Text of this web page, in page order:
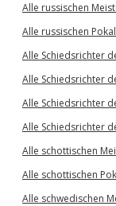
Alle russischen
Alle russischen
Alle Schiedsrichter
Alle Schiedsrichter
Alle Schiedsrichter
Alle Schiedsrichter
Alle schottischen
Alle schottischen
Alle schwedischen